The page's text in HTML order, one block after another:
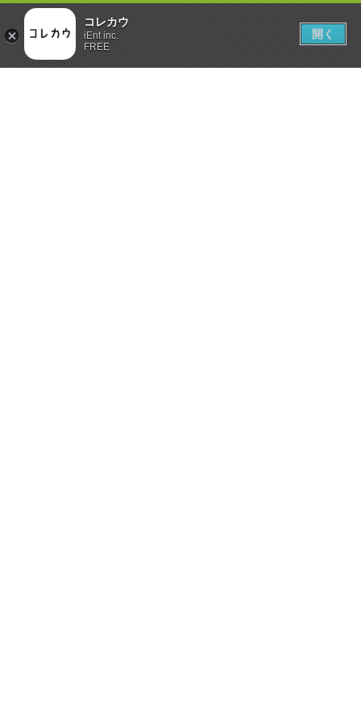
コレカウ
iEnt inc.
FREE
開く